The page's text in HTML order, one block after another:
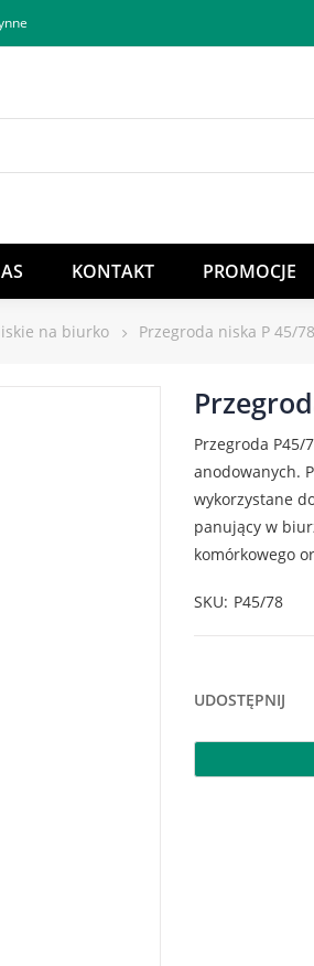
KONTAKT PROMOCJE
na biurko Przegroda niska P 45/78
Przegroda
anodowanych.
wykorzystane
panujący w
komórkowego
SKU P45/78
UDOSTĘPNIJ